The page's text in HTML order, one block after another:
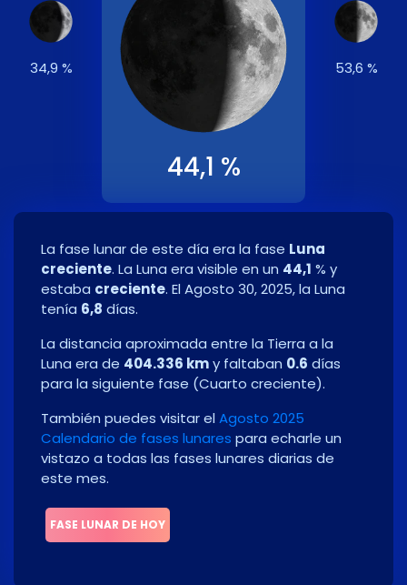
34,9 %
44,1 %
53,6 %
La fase lunar de este día era la fase Luna
creciente. La Luna era visible en un 44,1 % y
estaba creciente. El Agosto 30, 2025, la Luna
tenía 6,8 días.
La distancia aproximada entre la Tierra a la
Luna era de 404.336 kmy faltaban 0.6 días
para la siguiente fase (Cuarto creciente).
También puedes visitar el Agosto 2025
Calendario de fases lunares para echarle un
vistazo a todas las fases lunares diarias de
este mes.
FASE LUNAR DE HOY